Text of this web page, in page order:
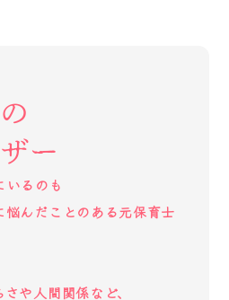
ー
いるのも
悩んだことのある元保育士
や人間関係など、